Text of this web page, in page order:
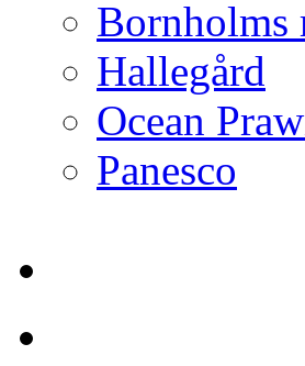
Bornholms
Hallegård
Ocean
Panesco